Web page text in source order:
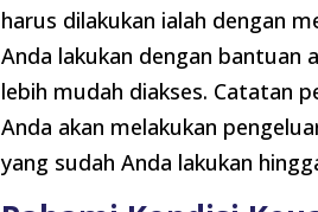
harus dilakukan ialah dengan
Anda lakukan dengan bantuan
lebih mudah diakses. Catatan
Anda akan melakukan
yang sudah Anda lakukan